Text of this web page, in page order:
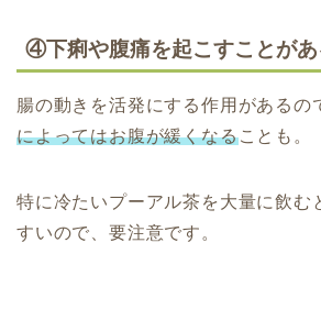
④下痢や腹痛を起こすことがあ
腸の動きを活発にする作用があるの
によってはお腹が緩くなることも。
特に冷たいプーアル茶を大量に飲む
すいので、要注意です。